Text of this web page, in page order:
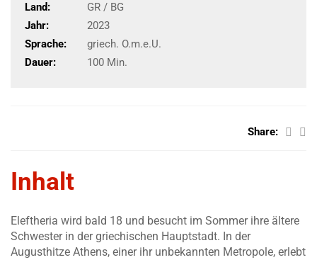
Land:
GR / BG
Jahr:
2023
Sprache:
griech. O.m.e.U.
Dauer:
100 Min.
Share:
Inhalt
Eleftheria wird bald 18 und besucht im Sommer ihre ältere
Schwester in der griechischen Hauptstadt. In der
Augusthitze Athens, einer ihr unbekannten Metropole, erlebt